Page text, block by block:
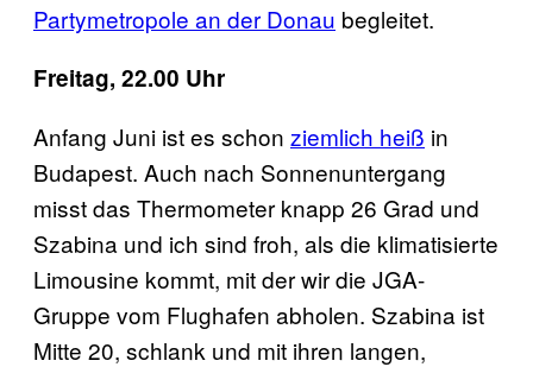
Partymetropole an der Donau begleitet.
Freitag, 22.00 Uhr
Anfang Juni ist es schon ziemlich heiß in
Budapest. Auch nach Sonnenuntergang
misst das Thermometer knapp 26 Grad und
Szabina und ich sind froh, als die klimatisierte
Limousine kommt, mit der wir die JGA-
Gruppe vom Flughafen abholen. Szabina ist
Mitte 20, schlank und mit ihren langen,